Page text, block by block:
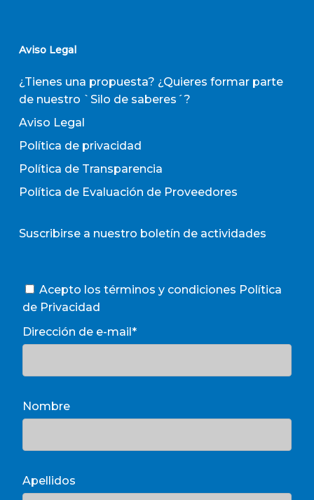
Aviso Legal
¿Tienes una propuesta? ¿Quieres formar parte
de nuestro `Silo de saberes´?
Aviso Legal
Política de privacidad
Política de Transparencia
Política de Evaluación de Proveedores
Suscribirse a nuestro boletín de actividades
Acepto los términos y condiciones Política
de Privacidad
Dirección de e-mail*
Nombre
Apellidos